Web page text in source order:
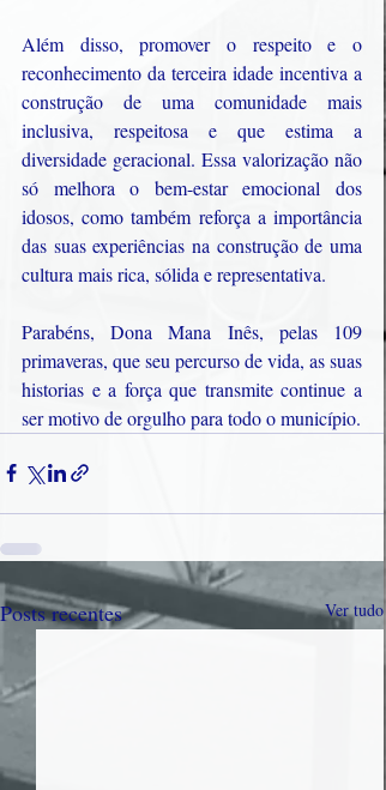
Além disso, promover o respeito e o
reconhecimento da terceira idade incentiva a
construção de uma comunidade mais
inclusiva, respeitosa e que estima a
diversidade geracional. Essa valorização não
só melhora o bem-estar emocional dos
idosos, como também reforça a importância
das suas experiências na construção de uma
cultura mais rica, sólida e representativa.
Parabéns, Dona Mana Inês, pelas 109
primaveras, que seu percurso de vida, as suas
historias e a força que transmite continue a
ser motivo de orgulho para todo o município.
Posts recentes Ver tudo